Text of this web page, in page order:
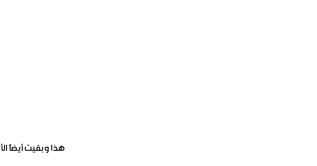
هذا وبقيت أيضاً الأونصه على سعرها السابق